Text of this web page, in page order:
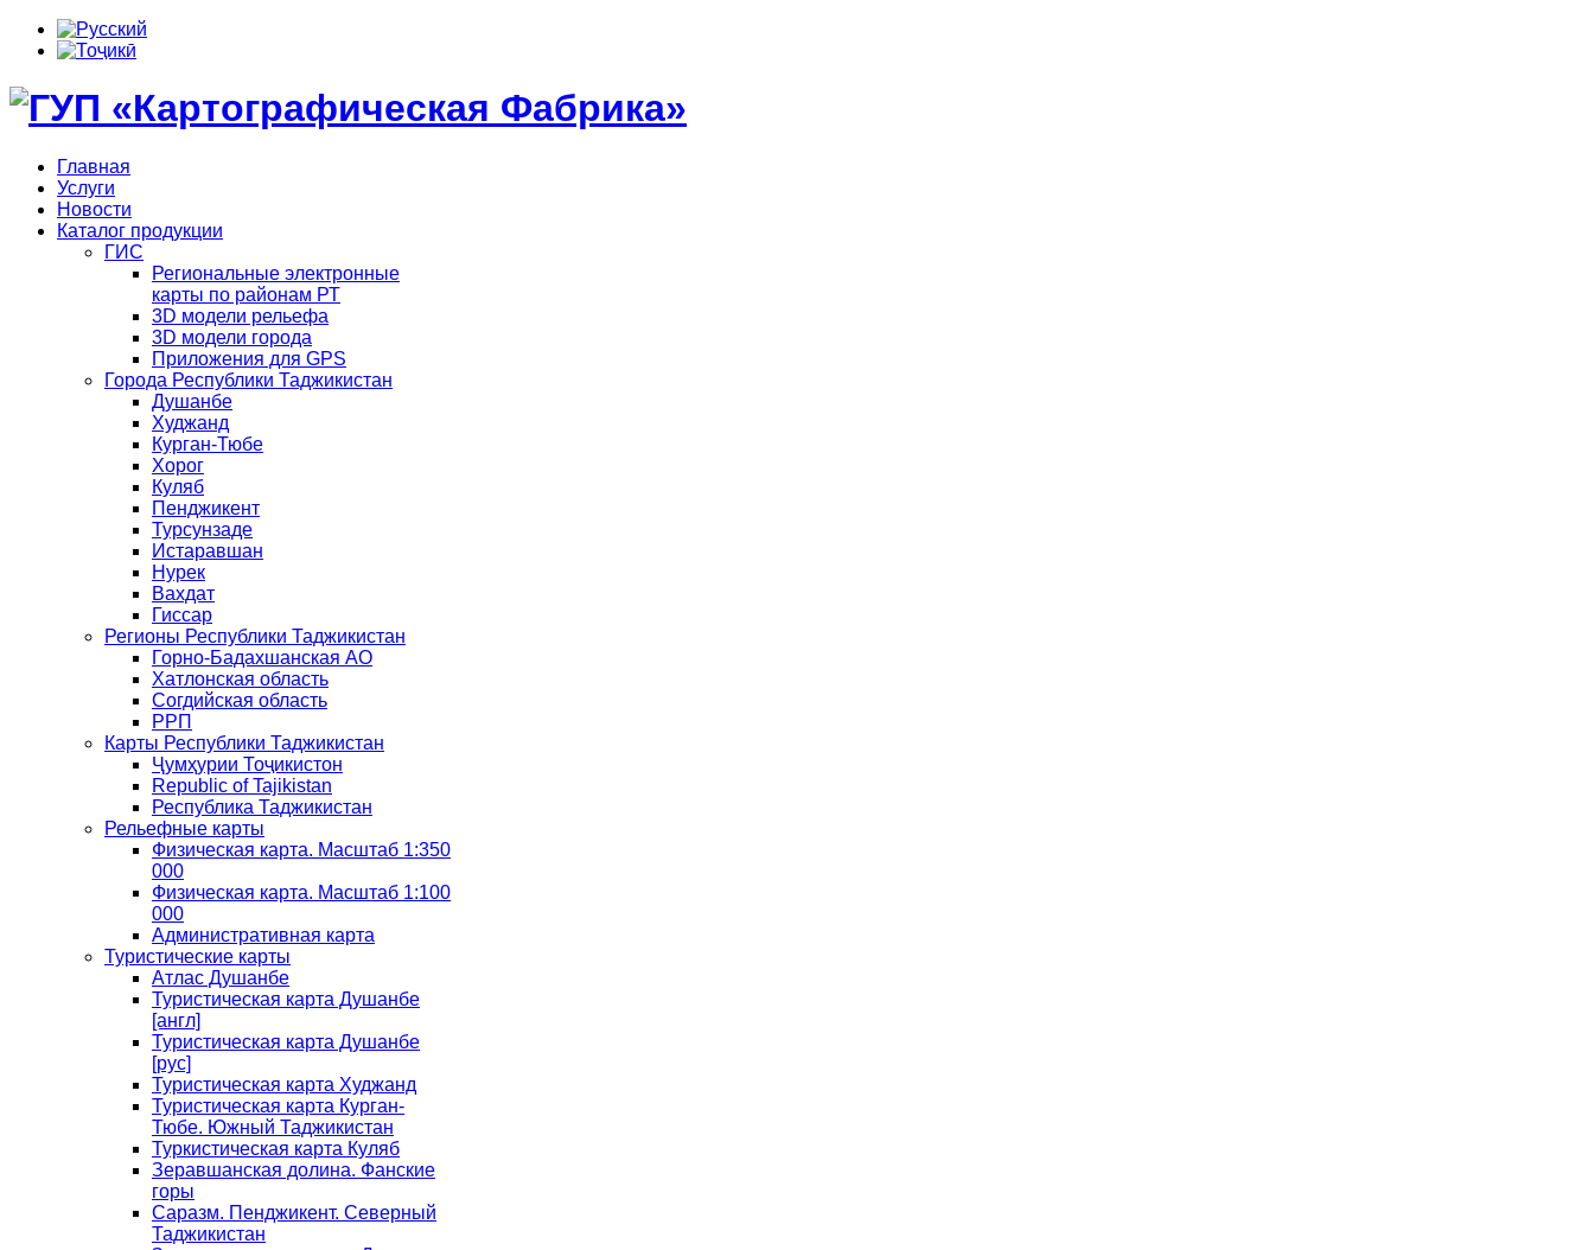
Главная
Услуги
Новости
Каталог продукции
ГИС
Региональные электронные
карты по районам РТ
3D модели рельефа
3D модели города
Приложения для GPS
Города Республики Таджикистан
Душанбе
Худжанд
Курган-Тюбе
Хорог
Куляб
Пенджикент
Турсунзаде
Истаравшан
Нурек
Вахдат
Гиссар
Регионы Республики Таджикистан
Горно-Бадахшанская АО
Хатлонская область
Согдийская область
РРП
Карты Республики Таджикистан
Ҷумҳурии Тоҷикистон
Republic of Tajikistan
Республика Таджикистан
Рельефные карты
Физическая карта. Масштаб 1:350
000
Физическая карта. Масштаб 1:100
000
Административная карта
Туристические карты
Атлас Душанбе
Туристическая карта Душанбе
[англ]
Туристическая карта Душанбе
[рус]
Туристическая карта Худжанд
Туристическая карта Курган-
Тюбе. Южный Таджикистан
Туркистическая карта Куляб
Зеравшанская долина. Фанские
горы
Саразм. Пенджикент. Северный
Таджикистан